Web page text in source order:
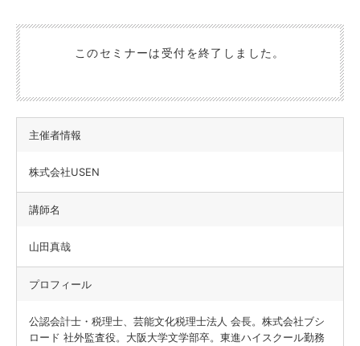
このセミナーは受付を終了しました。
主催者情報
株式会社USEN
講師名
山田真哉
プロフィール
公認会計士・税理士、芸能文化税理士法人 会長。株式会社ブシ
ロード 社外監査役。大阪大学文学部卒。東進ハイスクール勤務